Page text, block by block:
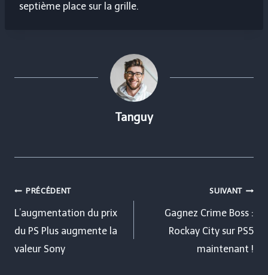
septième place sur la grille.
Tanguy
Navigation
de
l’article
PRÉCÉDENT
L’augmentation du prix
du PS Plus augmente la
valeur Sony
SUIVANT
Gagnez Crime Boss :
Rockay City sur PS5
maintenant !